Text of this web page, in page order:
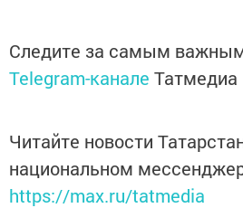
Следите за самым
Telegram-канале Татмедиа
Читайте новости
национальном
https://max.ru/tatmedia